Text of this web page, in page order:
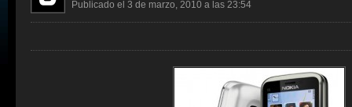
Publicado el 3 de marzo, 2010 a las 23:54